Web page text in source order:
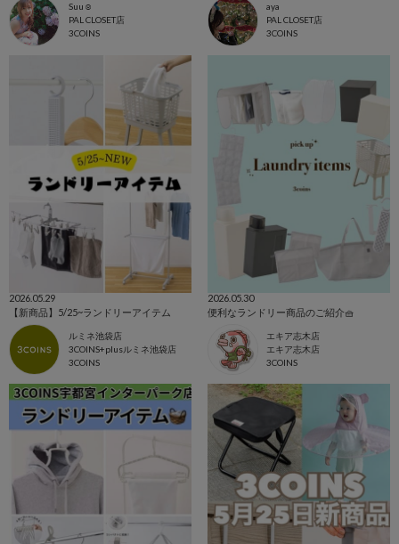
Suu☺︎
PAL CLOSET店
3COINS
aya
PAL CLOSET店
3COINS
2026.05.29
【新商品】5/25~ランドリーアイテム
ルミネ池袋店
3COINS+plusルミネ池袋店
3COINS
2026.05.30
便利なランドリー商品のご紹介🧺
エキア志木店
エキア志木店
3COINS